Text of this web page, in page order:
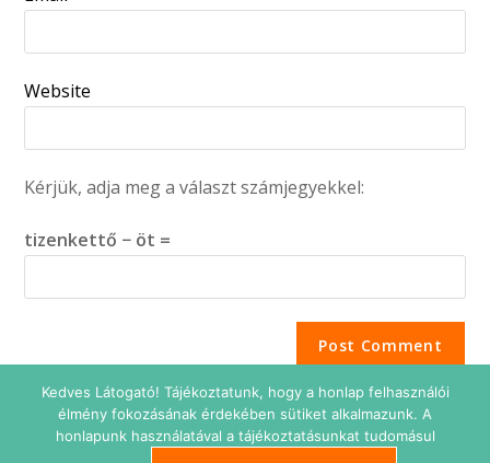
Website
Kérjük, adja meg a választ számjegyekkel:
tizenkettő − öt =
Kedves Látogató! Tájékoztatunk, hogy a honlap felhasználói
élmény fokozásának érdekében sütiket alkalmazunk. A
honlapunk használatával a tájékoztatásunkat tudomásul